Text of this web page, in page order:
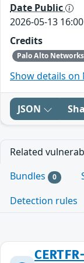
Date Public
2026-05-13 16:00
Credits
Show details on
JSON
Related
Bundles 0
Detection rules